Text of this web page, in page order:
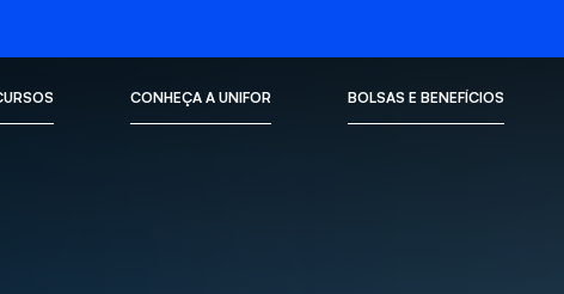
CONHEÇA A UNIFOR BOLSAS E BENEFÍCIOS